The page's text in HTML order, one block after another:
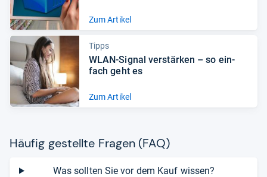
Zum Artikel
Tipps
WLAN-​Signal ver­stär­ken – so ein­
fach geht es
Zum Artikel
Häu­fig gestellte Fra­gen (FAQ)
Was sollten Sie vor dem Kauf wissen?